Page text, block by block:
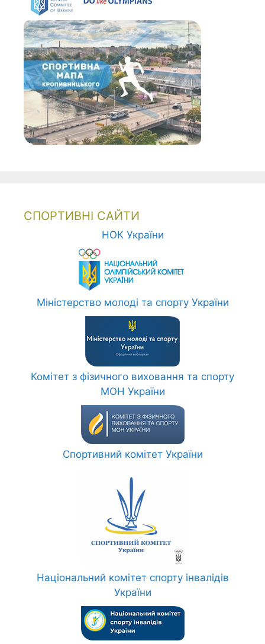
СПОРТИВНІ САЙТИ
НОК України
Міністерство молоді та спорту України
Комітет з фізичного виховання та спорту
МОН України
Спортивний комітет України
Національний комітет спорту інвалідів
України